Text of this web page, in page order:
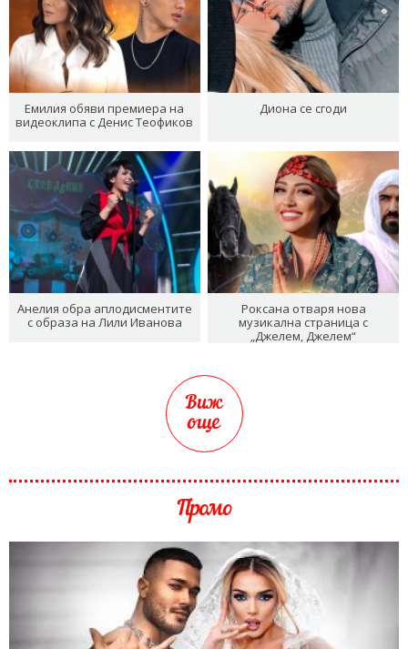
Емилия обяви премиера на
видеоклипа с Денис Теофиков
Диона се сгоди
Анелия обра аплодисментите
с образа на Лили Иванова
Роксана отваря нова
музикална страница с
„Джелем, Джелем“
Виж
още
Промо